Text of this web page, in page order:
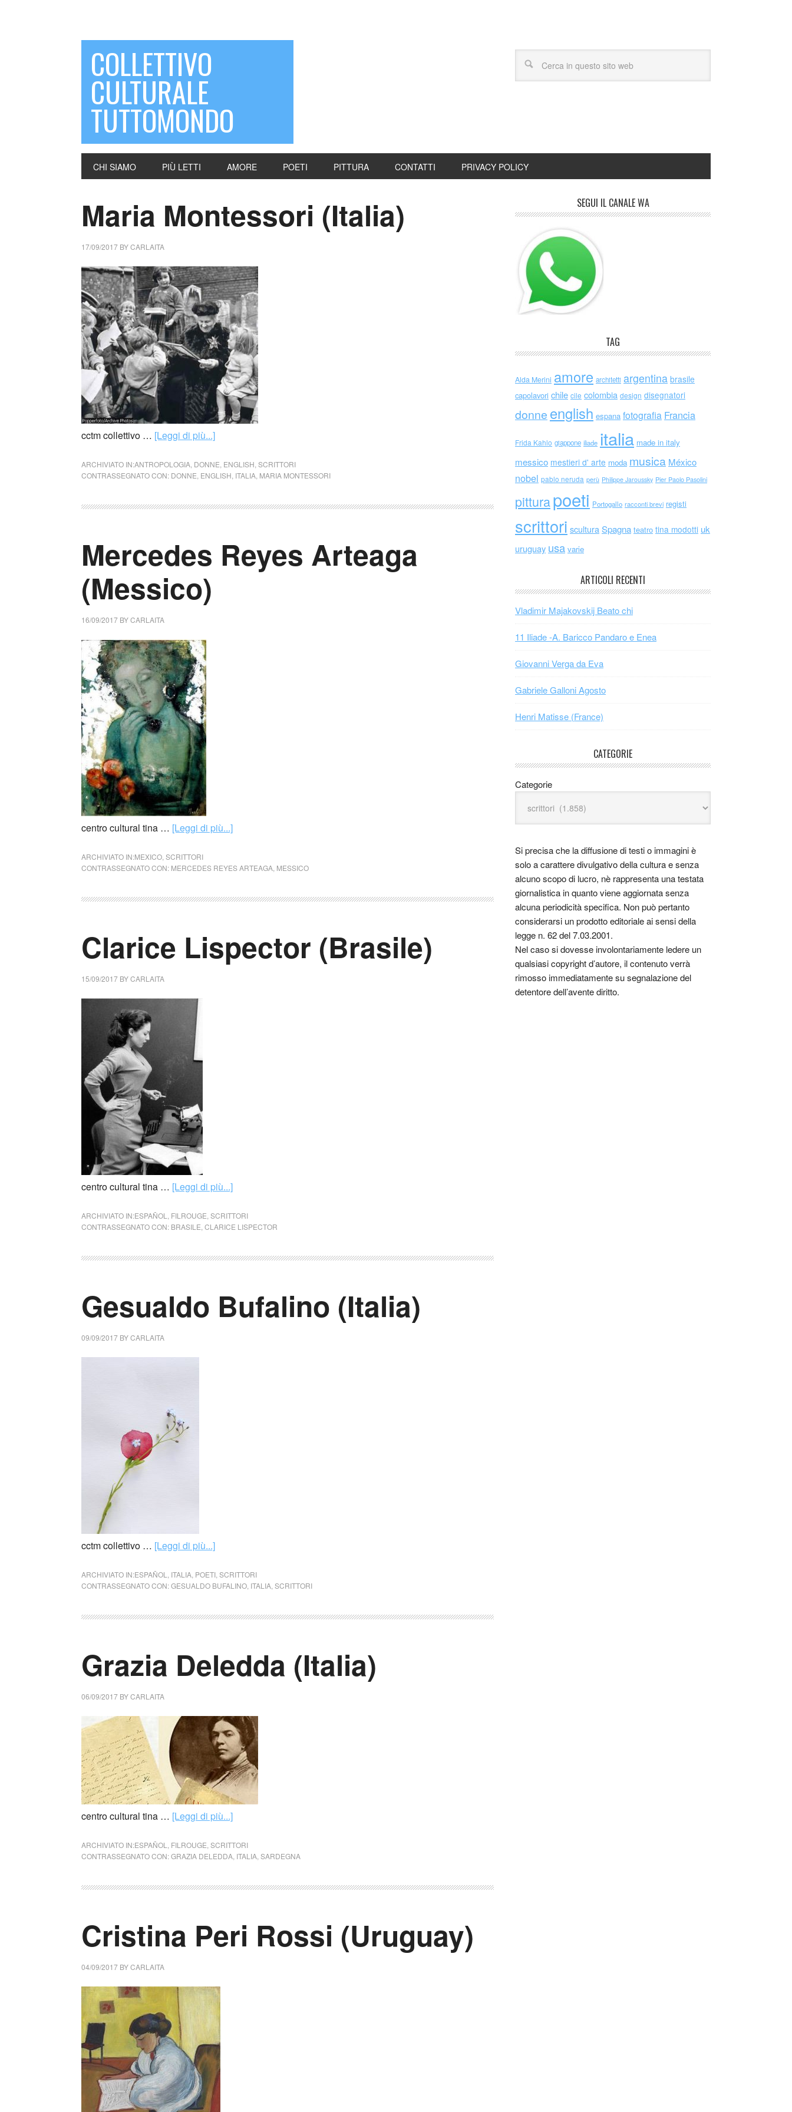
COLLETTIVO
CULTURALE
TUTTOMONDO
CHI SIAMO PIÙ LETTI AMORE POETI PITTURA CONTATTI PRIVACY POLICY
Maria Montessori (Italia)
17/09/2017 BYCARLAITA
cctm collettivo … [Leggi di più...]
ARCHIVIATO IN:ANTROPOLOGIA DONNE ENGLISH SCRITTORI
CONTRASSEGNATO CON: DONNE ENGLISH ITALIA MARIA MONTESSORI
Mercedes Reyes Arteaga
(Messico)
16/09/2017 BYCARLAITA
centro cultural tina … [Leggi di più...]
ARCHIVIATO IN:MEXICO SCRITTORI
CONTRASSEGNATO CON: MERCEDES REYES ARTEAGA MESSICO
Clarice Lispector (Brasile)
15/09/2017 BYCARLAITA
centro cultural tina … [Leggi di più...]
ARCHIVIATO IN:ESPAÑOL FILROUGE SCRITTORI
CONTRASSEGNATO CON: BRASILE CLARICE LISPECTOR
Gesualdo Bufalino (Italia)
09/09/2017 BYCARLAITA
cctm collettivo … [Leggi di più...]
ARCHIVIATO IN:ESPAÑOL ITALIA POETI SCRITTORI
CONTRASSEGNATO CON:GESUALDO BUFALINO ITALIA SCRITTORI
Grazia Deledda (Italia)
06/09/2017 BYCARLAITA
centro cultural tina … [Leggi di più...]
ARCHIVIATO IN:ESPAÑOL FILROUGE SCRITTORI
CONTRASSEGNATO CON:GRAZIA DELEDDA ITALIA SARDEGNA
Cristina Peri Rossi (Uruguay)
04/09/2017 BYCARLAITA
SEGUI IL CANALE WA
TAG
Alda Merini amore architetti argentina brasile
capolavori chile cile colombia design disegnatori
donne english espana fotografia Francia
Frida Kahlo giappone iliade italia made in italy
messico mestieri d' arte moda musica México
nobel pablo neruda perù Philippe Jaroussky Pier Paolo Pasolini
pitturapoeti Portogallo racconti brevi registi
scrittori scultura Spagna teatro tina modotti uk
uruguay usa varie
ARTICOLI RECENTI
Vladimir Majakovskij Beato chi
11 Iliade -A. Baricco Pandaro e Enea
Giovanni Verga da Eva
Gabriele Galloni Agosto
Henri Matisse (France)
CATEGORIE
Categorie
Si precisa che la diffusione di testi o immagini è
solo a carattere divulgativo della cultura e senza
alcuno scopo di lucro, nè rappresenta una testata
giornalistica in quanto viene aggiornata senza
alcuna periodicità specifica. Non può pertanto
considerarsi un prodotto editoriale ai sensi della
legge n. 62 del 7.03.2001.
Nel caso si dovesse involontariamente ledere un
qualsiasi copyright d’autore, il contenuto verrà
rimosso immediatamente su segnalazione del
detentore dell’avente diritto.